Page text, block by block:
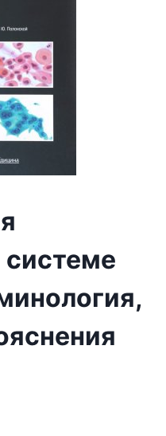
системе